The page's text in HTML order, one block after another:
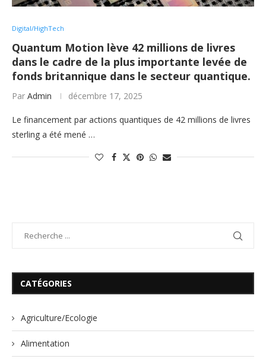
Digital/HighTech
Quantum Motion lève 42 millions de livres
dans le cadre de la plus importante levée de
fonds britannique dans le secteur quantique.
Par Admin décembre 17, 2025
Le financement par actions quantiques de 42 millions de livres
sterling a été mené …
CATÉGORIES
Agriculture/Ecologie
Alimentation